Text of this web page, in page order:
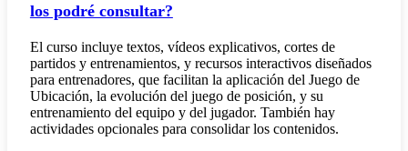
los podré consultar?
El curso incluye textos, vídeos explicativos, cortes de
partidos y entrenamientos, y recursos interactivos diseñados
para entrenadores, que facilitan la aplicación del Juego de
Ubicación, la evolución del juego de posición, y su
entrenamiento del equipo y del jugador. También hay
actividades opcionales para consolidar los contenidos.